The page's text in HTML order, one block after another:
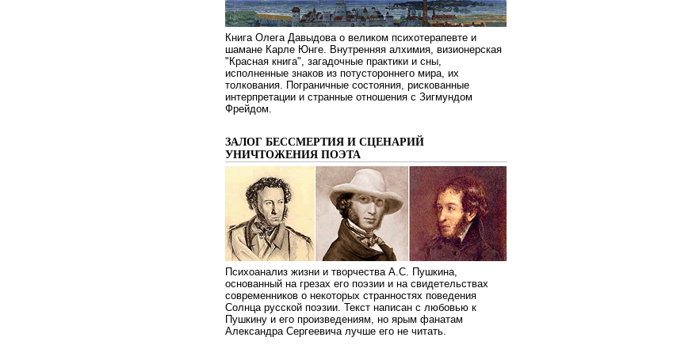
Книга Олега Давыдова о великом психотерапевте и
шамане Карле Юнге. Внутренняя алхимия, визионерская
"Красная книга", загадочные практики и сны,
исполненные знаков из потустороннего мира, их
толкования. Пограничные состояния, рискованные
интерпретации и странные отношения с Зигмундом
Фрейдом.
ЗАЛОГ БЕССМЕРТИЯ И СЦЕНАРИЙ
УНИЧТОЖЕНИЯ ПОЭТА
Психоанализ жизни и творчества А.С. Пушкина,
основанный на грезах его поэзии и на свидетельствах
современников о некоторых странностях поведения
Солнца русской поэзии. Текст написан с любовью к
Пушкину и его произведениям, но ярым фанатам
Александра Сергеевича лучше его не читать.